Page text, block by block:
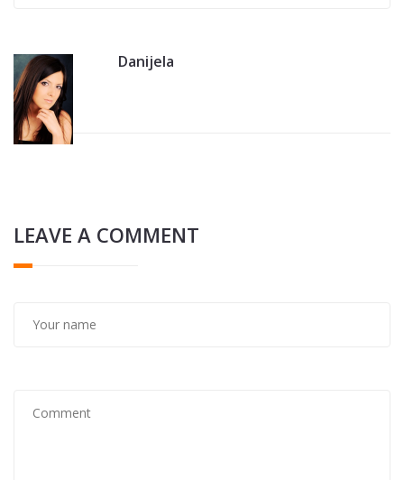
Danijela
LEAVE A COMMENT